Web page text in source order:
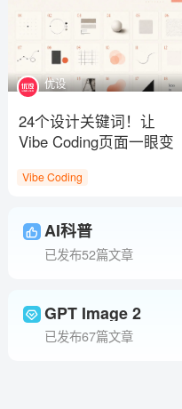
24个设计关键词！让
Vibe Coding页面一眼变
优设
Vibe Coding
AI科普
已发布52篇文章
GPT Image 2
已发布67篇文章